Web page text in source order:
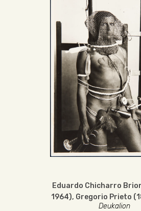
Eduardo Chicharro
1964), Gregorio Prieto
Deukalion